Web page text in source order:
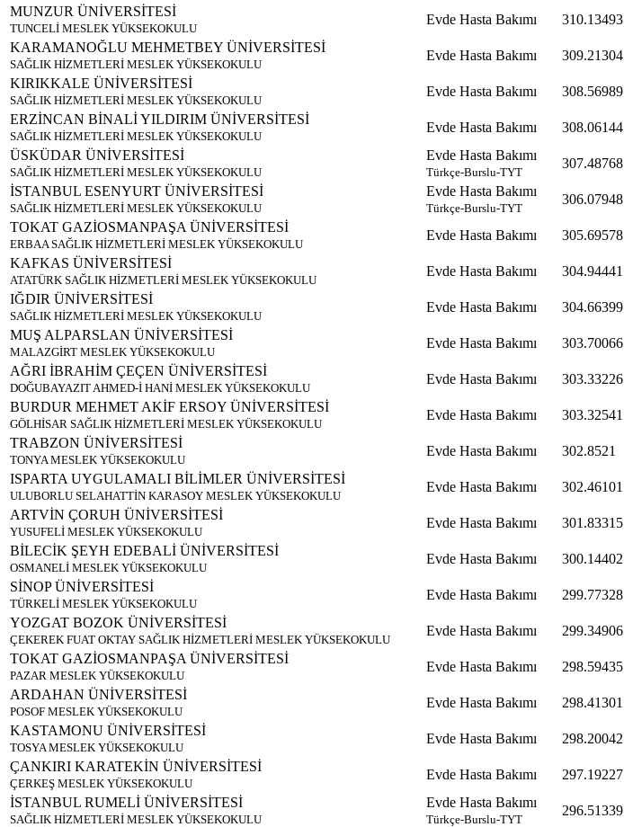
MUNZUR ÜNİVERSİTESİ
TUNCELİ MESLEK YÜKSEKOKULU
Evde Hasta Bakımı 310.13493
KARAMANOĞLU MEHMETBEY ÜNİVERSİTESİ
SAĞLIK HİZMETLERİ MESLEK YÜKSEKOKULU
Evde Hasta Bakımı 309.21304
KIRIKKALE ÜNİVERSİTESİ
SAĞLIK HİZMETLERİ MESLEK YÜKSEKOKULU
Evde Hasta Bakımı 308.56989
ERZİNCAN BİNALİ YILDIRIM ÜNİVERSİTESİ
SAĞLIK HİZMETLERİ MESLEK YÜKSEKOKULU
Evde Hasta Bakımı 308.06144
ÜSKÜDAR ÜNİVERSİTESİ
SAĞLIK HİZMETLERİ MESLEK YÜKSEKOKULU
Evde Hasta Bakımı
Türkçe-Burslu-TYT
307.48768
İSTANBUL ESENYURT ÜNİVERSİTESİ
SAĞLIK HİZMETLERİ MESLEK YÜKSEKOKULU
Evde Hasta Bakımı
Türkçe-Burslu-TYT
306.07948
TOKAT GAZİOSMANPAŞA ÜNİVERSİTESİ
ERBAA SAĞLIK HİZMETLERİ MESLEK YÜKSEKOKULU
Evde Hasta Bakımı 305.69578
KAFKAS ÜNİVERSİTESİ
ATATÜRK SAĞLIK HİZMETLERİ MESLEK YÜKSEKOKULU
Evde Hasta Bakımı 304.94441
IĞDIR ÜNİVERSİTESİ
SAĞLIK HİZMETLERİ MESLEK YÜKSEKOKULU
Evde Hasta Bakımı 304.66399
MUŞ ALPARSLAN ÜNİVERSİTESİ
MALAZGİRT MESLEK YÜKSEKOKULU
Evde Hasta Bakımı 303.70066
AĞRI İBRAHİM ÇEÇEN ÜNİVERSİTESİ
DOĞUBAYAZIT AHMED-İ HANİ MESLEK YÜKSEKOKULU
Evde Hasta Bakımı 303.33226
BURDUR MEHMET AKİF ERSOY ÜNİVERSİTESİ
GÖLHİSAR SAĞLIK HİZMETLERİ MESLEK YÜKSEKOKULU
Evde Hasta Bakımı 303.32541
TRABZON ÜNİVERSİTESİ
TONYA MESLEK YÜKSEKOKULU
Evde Hasta Bakımı 302.8521
ISPARTA UYGULAMALI BİLİMLER ÜNİVERSİTESİ
ULUBORLU SELAHATTİN KARASOY MESLEK YÜKSEKOKULU
Evde Hasta Bakımı 302.46101
ARTVİN ÇORUH ÜNİVERSİTESİ
YUSUFELİ MESLEK YÜKSEKOKULU
Evde Hasta Bakımı 301.83315
BİLECİK ŞEYH EDEBALİ ÜNİVERSİTESİ
OSMANELİ MESLEK YÜKSEKOKULU
Evde Hasta Bakımı 300.14402
SİNOP ÜNİVERSİTESİ
TÜRKELİ MESLEK YÜKSEKOKULU
Evde Hasta Bakımı 299.77328
YOZGAT BOZOK ÜNİVERSİTESİ
ÇEKEREK FUAT OKTAY SAĞLIK HİZMETLERİ MESLEK YÜKSEKOKULU
Evde Hasta Bakımı 299.34906
TOKAT GAZİOSMANPAŞA ÜNİVERSİTESİ
PAZAR MESLEK YÜKSEKOKULU
Evde Hasta Bakımı 298.59435
ARDAHAN ÜNİVERSİTESİ
POSOF MESLEK YÜKSEKOKULU
Evde Hasta Bakımı 298.41301
KASTAMONU ÜNİVERSİTESİ
TOSYA MESLEK YÜKSEKOKULU
Evde Hasta Bakımı 298.20042
ÇANKIRI KARATEKİN ÜNİVERSİTESİ
ÇERKEŞ MESLEK YÜKSEKOKULU
Evde Hasta Bakımı 297.19227
İSTANBUL RUMELİ ÜNİVERSİTESİ
SAĞLIK HİZMETLERİ MESLEK YÜKSEKOKULU
Evde Hasta Bakımı
Türkçe-Burslu-TYT
296.51339